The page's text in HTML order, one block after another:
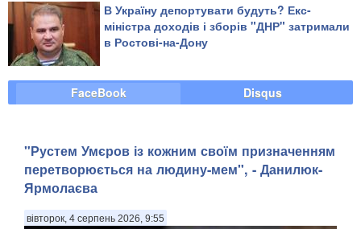
В Україну депортувати будуть? Екс-
міністра доходів і зборів "ДНР" затримали
в Ростові-на-Дону
FaceBook Disqus
"Рустем Умєров із кожним своїм призначенням
перетворюється на людину-мем", - Данилюк-
Ярмолаєва
вівторок, 4 серпень 2026, 9:55